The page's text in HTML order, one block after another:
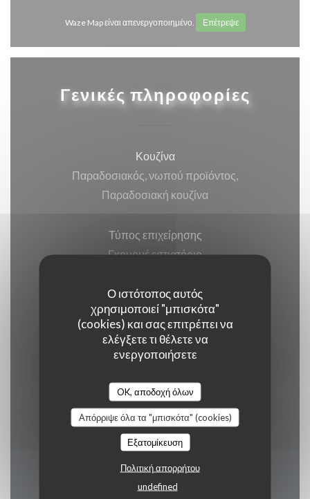
Ο ιστότοπος αυτός
χρησιμοποιεί "μπισκότα"
(cookies) και σας επιτρέπει να
ελέγξετε τι θέλετε να
ενεργοποιήσετε
OK, αποδοχή όλων
Απόρριψε όλα τα "μπισκότα" (cookies)
Εξατομίκευση
Πολιτική απορρήτου
undefined
Waze Map είναι απενεργοποιημένο. Επέτρεψε
Γενικές πληροφορίες
Κουζίνα
Παραδοσιακός, νωπού προϊόντος,
Παραδοσιακή κουζίνα
Τύπος επιχείρησης
Γκουρμέ εστιατόριο
Υπηρεσίες
Βεράντα, Wi-fi, Κλιματισμός, ,
Απενεργοποιημένη πρόσβαση
Ένωση Πληρωμή, Μετρητά, Visa, American
Express
Ώρες λειτουργίας